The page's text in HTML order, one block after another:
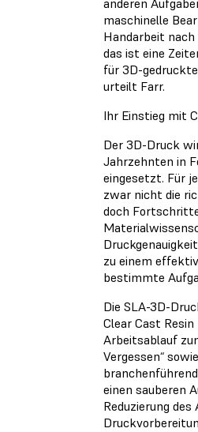
maschinelle
Handarbeit nach
das ist eine
für 3D-
urteilt Farr.
Ihr Einstieg mit
Der 3D-Druck
Jahrzehnten in
eingesetzt. Für
zwar nicht die
doch
zu einem
bestimmte
Die SLA-3D-
Clear Cast
Arbeitsablauf
Vergessen“
einen sauberen
Reduzierung